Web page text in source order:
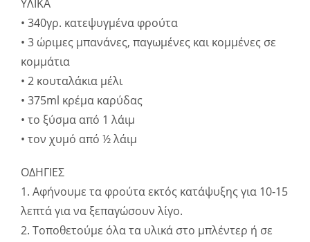
ΥΛΙΚΑ
• 340γρ. κατεψυγμένα φρούτα
• 3 ώριμες μπανάνες, παγωμένες και κομμένες σε
κομμάτια
• 2 κουταλάκια μέλι
• 375ml κρέμα καρύδας
• το ξύσμα από 1 λάιμ
• τον χυμό από ½ λάιμ
ΟΔΗΓΙΕΣ
1. Αφήνουμε τα φρούτα εκτός κατάψυξης για 10-15
λεπτά για να ξεπαγώσουν λίγο.
2. Τοποθετούμε όλα τα υλικά στο μπλέντερ ή σε